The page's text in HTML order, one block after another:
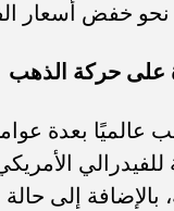
نحو خفض أسعار
على حركة الذهب
عالميًا بعدة
للفيدرالي
بالإضافة إلى